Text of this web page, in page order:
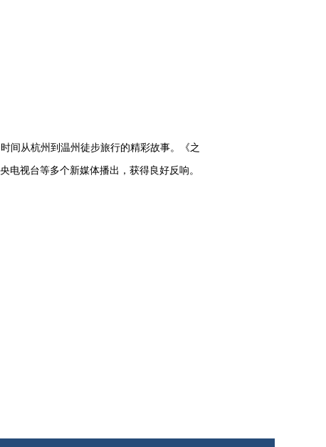
从杭州到温州徒步旅行的精彩故事。《之
视台等多个新媒体播出，获得良好反响。